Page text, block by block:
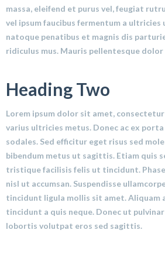
massa, eleifend et purus vel, feugiat
vel ipsum faucibus fermentum a ultricies
natoque penatibus et magnis dis
ridiculus mus. Mauris pellentesque dolor
Heading Two
Lorem ipsum dolor sit amet,
varius ultricies metus. Donec ac ex
sodales. Sed efficitur eget risus sed
bibendum metus ut sagittis. Etiam quis
tristique facilisis felis ut tincidunt.
nisl ut accumsan. Suspendisse
tincidunt ligula mollis sit amet.
tincidunt a quis neque. Donec ut
lobortis volutpat eros sed sagittis.